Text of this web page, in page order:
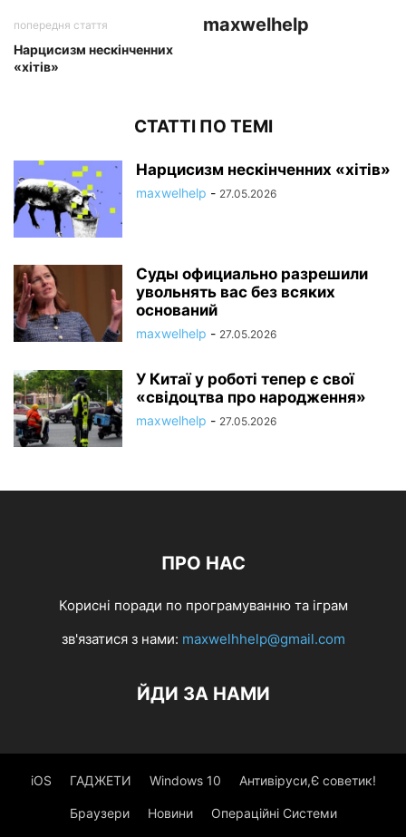
попередня стаття
Нарцисизм нескінченних
«хітів»
maxwelhelp
СТАТТІ ПО ТЕМІ
Нарцисизм нескінченних «хітів»
maxwelhelp - 27.05.2026
Суды официально разрешили
увольнять вас без всяких
оснований
maxwelhelp - 27.05.2026
У Китаї у роботі тепер є свої
«свідоцтва про народження»
maxwelhelp - 27.05.2026
ПРО НАС
Корисні поради по програмуванню та іграм
зв'язатися з нами: maxwelhhelp@gmail.com
ЙДИ ЗА НАМИ
iOS ГАДЖЕТИ Windows 10 Антивіруси,Є советик!
Браузери Новини Операційні Системи